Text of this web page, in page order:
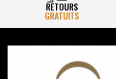
RETOURS
GRATUITS